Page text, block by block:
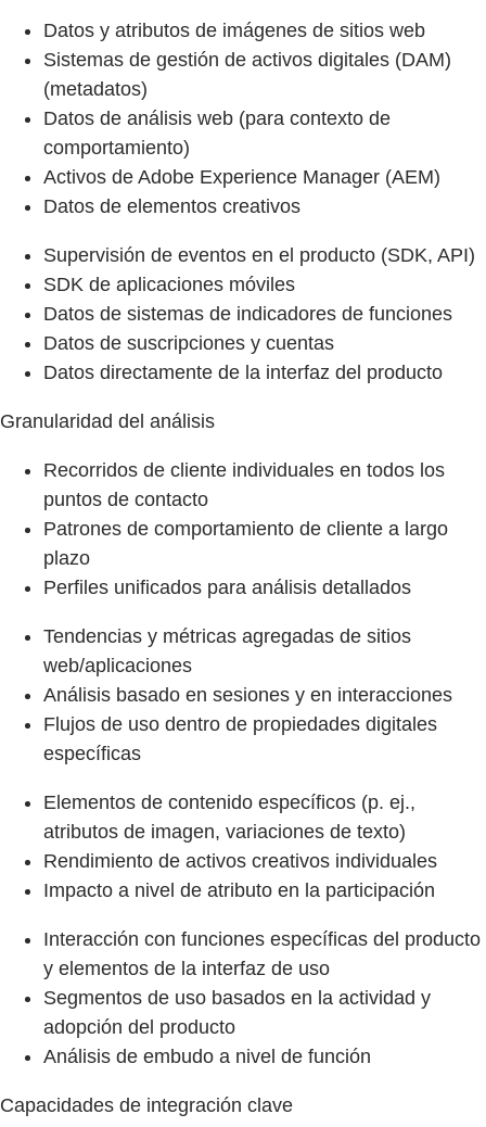
Datos y atributos de imágenes de sitios web
Sistemas de gestión de activos digitales (DAM)
(metadatos)
Datos de análisis web (para contexto de
comportamiento)
Activos de Adobe Experience Manager (AEM)
Datos de elementos creativos
Supervisión de eventos en el producto (SDK, API)
SDK de aplicaciones móviles
Datos de sistemas de indicadores de funciones
Datos de suscripciones y cuentas
Datos directamente de la interfaz del producto
Granularidad del análisis
Recorridos de cliente individuales en todos los
puntos de contacto
Patrones de comportamiento de cliente a largo
plazo
Perfiles unificados para análisis detallados
Tendencias y métricas agregadas de sitios
web/aplicaciones
Análisis basado en sesiones y en interacciones
Flujos de uso dentro de propiedades digitales
específicas
Elementos de contenido específicos (p. ej.,
atributos de imagen, variaciones de texto)
Rendimiento de activos creativos individuales
Impacto a nivel de atributo en la participación
Interacción con funciones específicas del producto
y elementos de la interfaz de uso
Segmentos de uso basados en la actividad y
adopción del producto
Análisis de embudo a nivel de función
Capacidades de integración clave